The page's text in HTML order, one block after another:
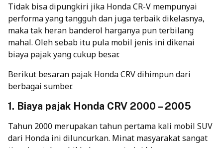
Tidak bisa dipungkiri jika Honda CR-V mempunyai
performa yang tangguh dan juga terbaik dikelasnya,
maka tak heran banderol harganya pun terbilang
mahal. Oleh sebab itu pula mobil jenis ini dikenai
biaya pajak yang cukup besar.
Berikut besaran pajak Honda CRV dihimpun dari
berbagai sumber.
1. Biaya pajak Honda CRV 2000 – 2005
Tahun 2000 merupakan tahun pertama kali mobil SUV
dari Honda ini diluncurkan. Minat masyarakat sangat